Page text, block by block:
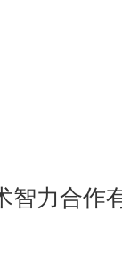
智力合作